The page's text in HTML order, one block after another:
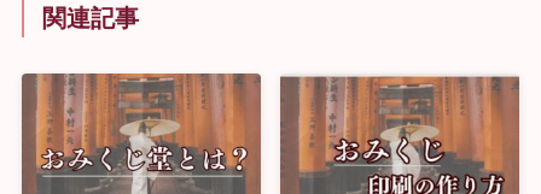
関連記事